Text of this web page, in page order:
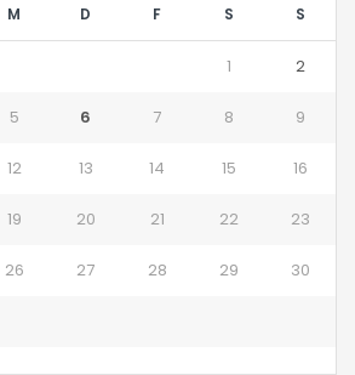
M D F S S
1 2
5 6 7 8 9
12 13 14 15 16
19 20 21 22 23
26 27 28 29 30